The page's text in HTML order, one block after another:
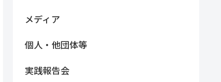
メディア
個人・他団体等
実践報告会